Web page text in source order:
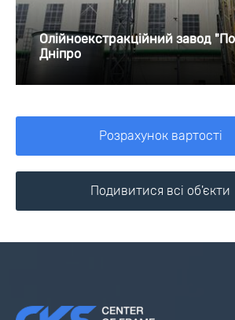
Олійноекстракційний завод
Дніпро
Розрахунок вартості
Подивитися всі об'єкти